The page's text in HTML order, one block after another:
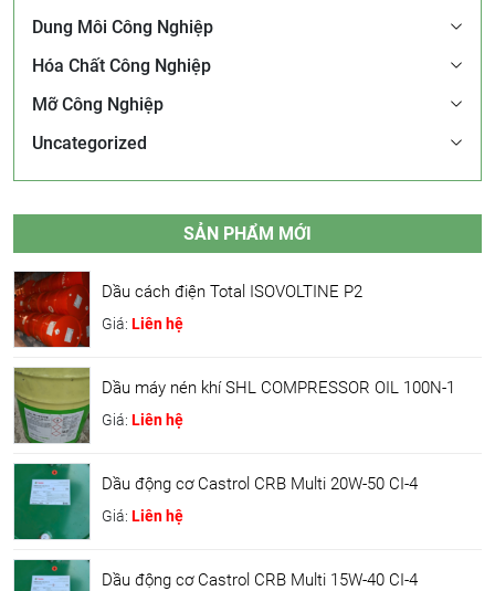
Dung Môi Công Nghiệp
Hóa Chất Công Nghiệp
Mỡ Công Nghiệp
Uncategorized
SẢN PHẨM MỚI
Dầu cách điện Total ISOVOLTINE P2
Giá: Liên hệ
Dầu máy nén khí SHL COMPRESSOR OIL 100N-1
Giá: Liên hệ
Dầu động cơ Castrol CRB Multi 20W-50 CI-4
Giá: Liên hệ
Dầu động cơ Castrol CRB Multi 15W-40 CI-4